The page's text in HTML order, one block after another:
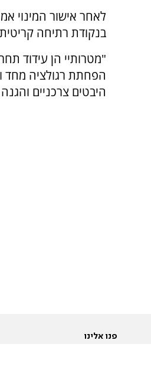
לאחר אישור המינוי
בנקודת רתיחה
"מטרותיי הן עידוד
הפחתת רגולציה מחד
היבטים צרכניים
פנו אלינו